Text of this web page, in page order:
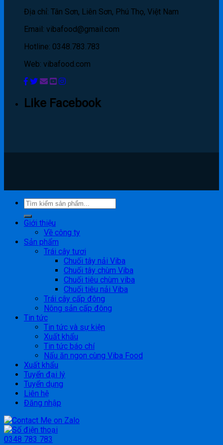
Địa chỉ: Tân Sơn, Liên Sơn, Phú Thọ, Việt Nam
Email: vibafood@gmail.com
Hotline: 0348.783.783
Web: vibafood.com
Like Facebook
Giới thiệu
Về công ty
Sản phẩm
Trái cây tươi
Chuối tây nải Viba
Chuối tây chùm Viba
Chuối tiêu chùm viba
Chuối tiêu nải Viba
Trái cây cấp đông
Nông sản cấp đông
Tin tức
Tin tức và sự kiện
Xuất khẩu
Tin tức báo chí
Nấu ăn ngon cùng Viba Food
Xuất khẩu
Tuyển đại lý
Tuyển dụng
Liên hệ
Đăng nhập
0348 783 783